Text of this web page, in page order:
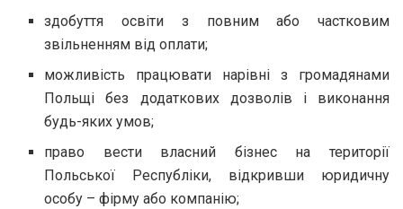
здобуття освіти з повним або частковим
звільненням від оплати;
можливість працювати нарівні з громадянами
Польщі без додаткових дозволів і виконання
будь-яких умов;
право вести власний бізнес на території
Польської Республіки, відкривши юридичну
особу – фірму або компанію;